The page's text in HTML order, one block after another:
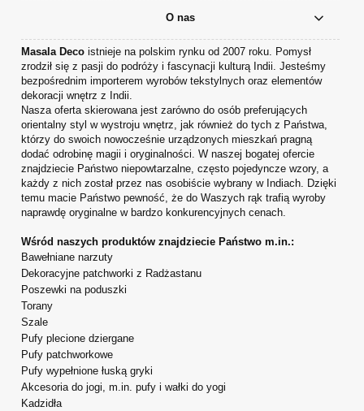
O nas
Masala Deco istnieje na polskim rynku od 2007 roku. Pomysł
zrodził się z pasji do podróży i fascynacji kulturą Indii. Jesteśmy
bezpośrednim importerem wyrobów tekstylnych oraz elementów
dekoracji wnętrz z Indii.
Nasza oferta skierowana jest zarówno do osób preferujących
orientalny styl w wystroju wnętrz, jak również do tych z Państwa,
którzy do swoich nowocześnie urządzonych mieszkań pragną
dodać odrobinę magii i oryginalności. W naszej bogatej ofercie
znajdziecie Państwo niepowtarzalne, często pojedyncze wzory, a
każdy z nich został przez nas osobiście wybrany w Indiach. Dzięki
temu macie Państwo pewność, że do Waszych rąk trafią wyroby
naprawdę oryginalne w bardzo konkurencyjnych cenach.
Wśród naszych produktów znajdziecie Państwo m.in.:
Bawełniane narzuty
Dekoracyjne patchworki z Radżastanu
Poszewki na poduszki
Torany
Szale
Pufy plecione dziergane
Pufy patchworkowe
Pufy wypełnione łuską gryki
Akcesoria do jogi, m.in. pufy i wałki do yogi
Kadzidła